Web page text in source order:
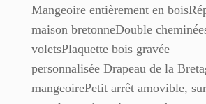
Mangeoire entièrement en
maison bretonneDouble
voletsPlaquette bois gravée
personnalisée Drapeau de la
mangeoirePetit arrêt amovible,